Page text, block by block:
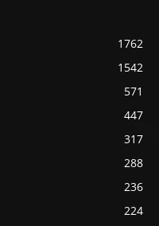
1762
1542
571
447
317
288
236
224